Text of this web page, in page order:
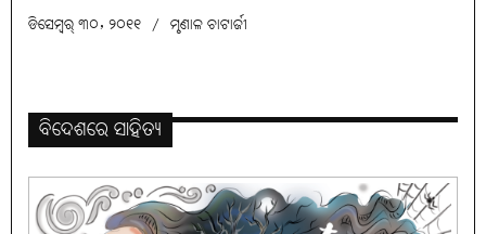
ଡିସେମ୍ବର୍ ୩୦, ୨୦୧୧ / ମୃଣାଳ ଚାଟାର୍ଜୀ
ବିଦେଶରେ ସାହିତ୍ୟ